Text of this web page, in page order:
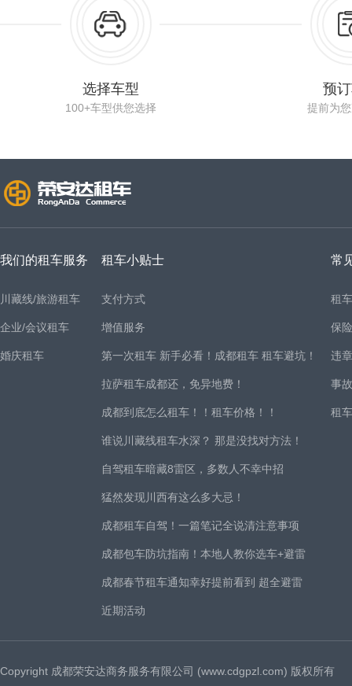
选择车型
100+车型供您选择
预
提前为
我们的租车服务
川藏线/旅游租车
企业/会议租车
婚庆租车
租车小贴士
支付方式
增值服务
第一次租车 新手必看！成都租车 租车避坑！
拉萨租车成都还，免异地费！
成都到底怎么租车！！租车价格！！
谁说川藏线租车水深？ 那是没找对方法！
自驾租车暗藏8雷区，多数人不幸中招
猛然发现川西有这么多大忌！
成都租车自驾！一篇笔记全说清注意事项
成都包车防坑指南！本地人教你选车+避雷
成都春节租车通知幸好提前看到 超全避雷
近期活动
常
租
保
违
事
租
Copyright 成都荣安达商务服务有限公司 (www.cdgpzl.com) 版权所有